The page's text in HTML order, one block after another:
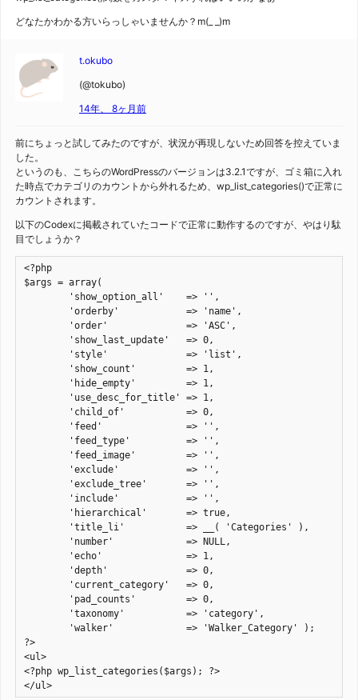
どなたかわかる方いらっしゃいませんか？m(_ _)m
t.okubo
(@tokubo)
14年、 8ヶ月前
前にちょっと試してみたのですが、状況が再現しないため回答を控えていま
した。
というのも、こちらのWordPressのバージョンは3.2.1ですが、ゴミ箱に入れ
た時点でカテゴリのカウントから外れるため、wp_list_categories()で正常に
カウントされます。
以下のCodexに掲載されていたコードで正常に動作するのですが、やはり駄
目でしょうか？
<?php
$args = array(
?>
<ul>
<?php wp_list_categories($args); ?>
</ul>